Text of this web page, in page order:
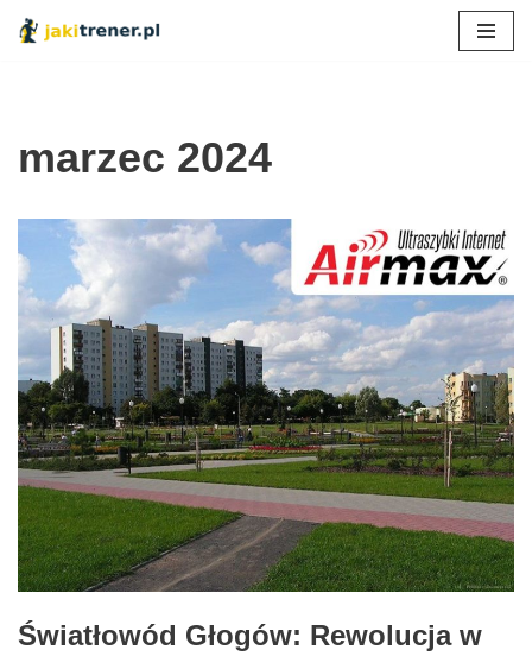
marzec 2024
Światłowód Głogów: Rewolucja w